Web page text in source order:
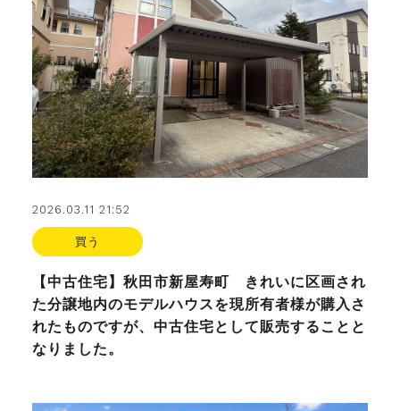
2026.03.11 21:52
買う
【中古住宅】秋田市新屋寿町 きれいに区画され
た分譲地内のモデルハウスを現所有者様が購入さ
れたものですが、中古住宅として販売することと
なりました。